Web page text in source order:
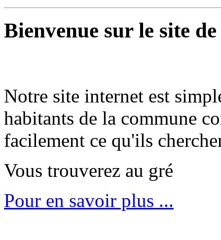
Bienvenue sur le site
Notre site internet est
habitants de la commune
facilement ce qu'ils
Vous trouverez au gré
Pour en savoir plus ...